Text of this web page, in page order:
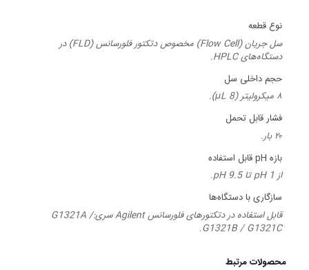
نوع قطعه
سل جریان (Flow Cell) مخصوص دتکتور فلورسانس (FLD) در
دستگاه‌های HPLC.
حجم داخلی سل
۸ میکرولیتر (8 µL).
فشار قابل تحمل
۲۰ بار.
بازه pH قابل استفاده
از pH 1 تا pH 9.5.
سازگاری با دستگاه‌ها
قابل استفاده در دتکتورهای فلورسانس Agilent سری:G1321A /
G1321B / G1321C.
محصولات مرتبط